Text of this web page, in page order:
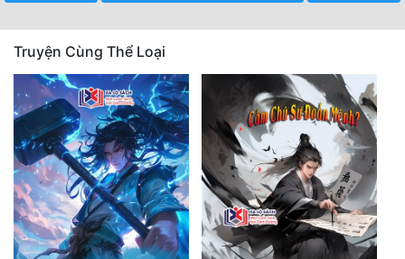
Truyện Cùng Thể Loại